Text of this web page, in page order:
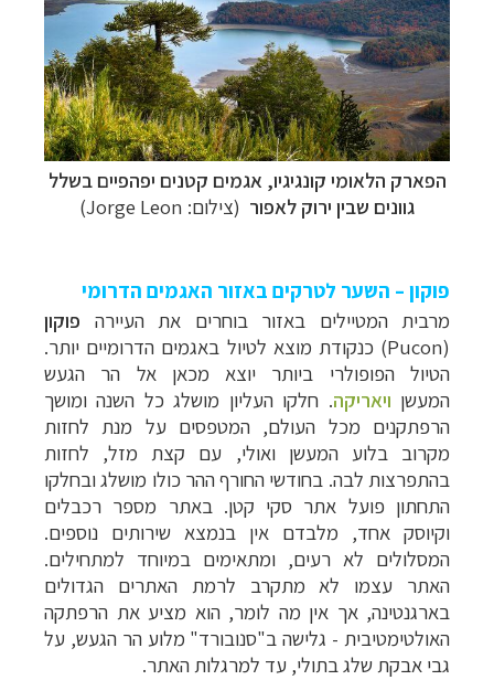
הפארק הלאומי קונגיגיו, אגמים קטנים יפהפיים בשלל
גוונים שבין ירוק לאפור (צילום: Jorge Leon)
פוקון – השער לטרקים באזור האגמים הדרומי
מרביתהמטיילים באזור בוחרים את העיירה פוקון
(
Pucon) כנקודת מוצא לטיול באגמים הדרומיים יותר.
הטיול הפופולרי ביותר יוצא מכאן אל הר הגעש
המעשן ויאריקה. חלקוהעליון מושלג כל השנה ומושך
הרפתקנים מכל העולם, המטפסים על מנת לחזות
מקרוב בלועהמעשן ואולי, עם קצת מזל, לחזות
בהתפרצות לבה. בחודשי החורף ההר כולו מושלג ובחלקו
התחתון פועל אתר סקי קטן. באתר מספר רכבלים
וקיוסק אחד, מלבדם אין בנמצא שירותים נוספים.
המסלולים לא רעים, ומתאימים במיוחד למתחילים.
האתר עצמו לא מתקרב לרמת האתרים הגדולים
בארגנטינה, אך אין מה לומר, הוא מציע את הרפתקה
האולטימטיבית - גלישה ב"סנובורד" מלוע הר הגעש, על
גבי אבקת שלג בתולי, עד למרגלות האתר.